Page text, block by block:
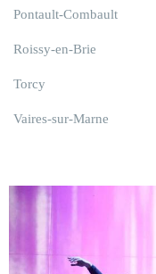
Pontault-Combault
Roissy-en-Brie
Torcy
Vaires-sur-Marne